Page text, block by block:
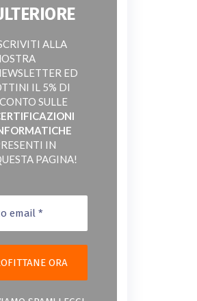
ALLA
ED
IL 5% DI
SULLE
IN
PAGINA!